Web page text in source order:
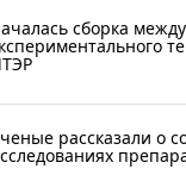
сборка
рассказали о